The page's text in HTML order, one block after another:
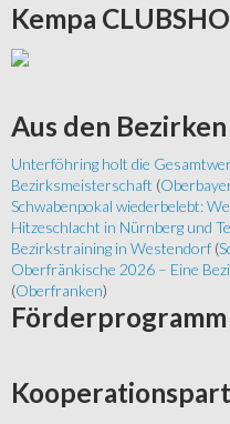
Kempa
Aus den Bezirken
Unterföhring holt die
Bezirksmeisterschaft (
Schwabenpokal wiederbelebt:
Hitzeschlacht in Nürnberg und
Bezirkstraining in Westendorf (
Oberfränkische 2026 – Eine
(Oberfranken)
Förderprogramm